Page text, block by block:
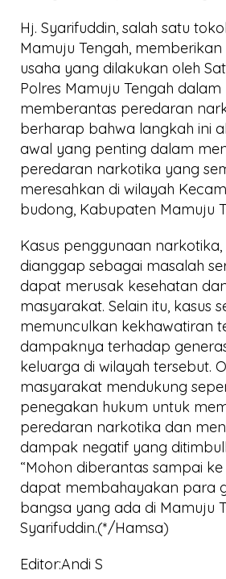
Hj. Syarifuddin, salah satu
Mamuju Tengah, memberikan
usaha yang dilakukan oleh
Polres Mamuju Tengah
memberantas peredaran
berharap bahwa langkah ini
awal yang penting dalam
peredaran narkotika yang
meresahkan di wilayah
budong, Kabupaten Mamuju
Kasus penggunaan
dianggap sebagai masalah
dapat merusak kesehatan
masyarakat. Selain itu, kasus
memunculkan kekhawatiran
dampaknya terhadap
keluarga di wilayah tersebut.
masyarakat mendukung
penegakan hukum untuk
peredaran narkotika dan
dampak negatif yang
“Mohon diberantas sampai
dapat membahayakan para
bangsa yang ada di Mamuju
Syarifuddin.(*/Hamsa)
Editor:Andi S